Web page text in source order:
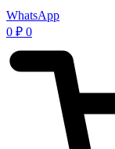
WhatsApp
0 ₽ 0